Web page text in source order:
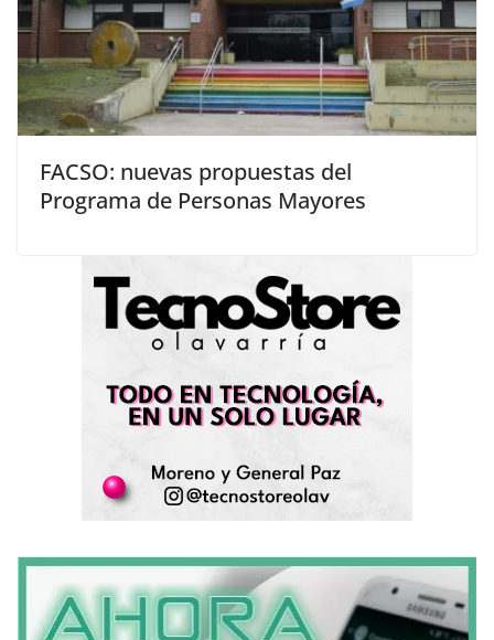
FACSO: nuevas propuestas del
Programa de Personas Mayores